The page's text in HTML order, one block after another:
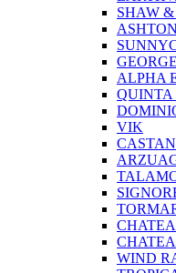
SHAW
ALPHA
QUINTA
VIK
WIND